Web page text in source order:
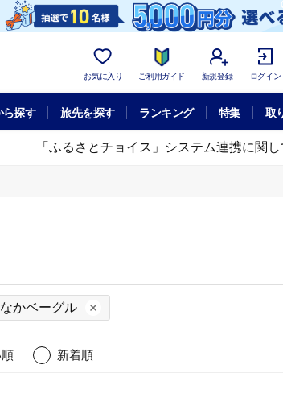
お気に入り ご利用ガイド 新規登録 ログイン
ら探す 旅先を探す ランキング 特集 取
「ふるさとチョイス」システム連携に関し
かベーグル
新着順